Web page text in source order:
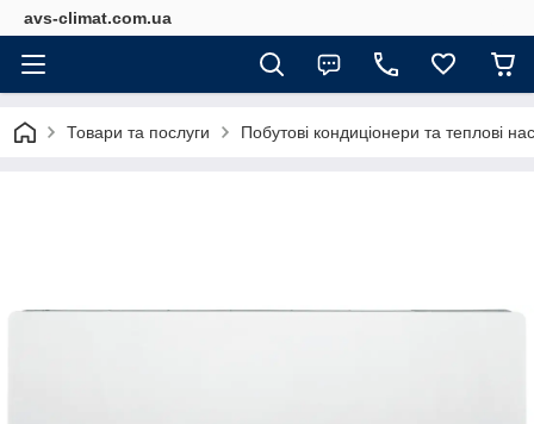
avs-climat.com.ua
Товари та послуги Побутові кондиціонери та теплові